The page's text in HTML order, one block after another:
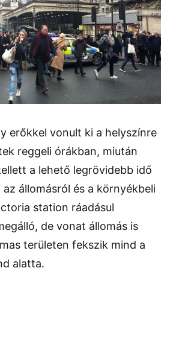
erőkkel vonult ki a helyszínre
reggeli órákban, miután
a lehető legrövidebb idő
állomásról és a környékbeli
station ráadásul
de vonat állomás is
területen fekszik mind a
alatta.